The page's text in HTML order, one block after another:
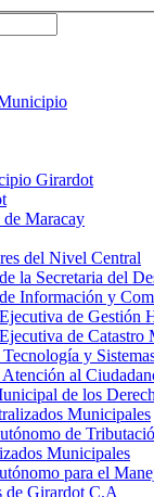
Girardot
de Maracay
del Nivel Central
la Secretaria del
Información y
de Gestión
de Catastro
y
al
de los
Municipales
de
Municipales
para el
de Girardot C.A